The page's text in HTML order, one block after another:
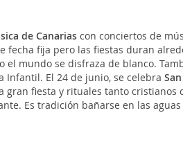
de Canariascon conciertos de
fecha fija pero las fiestas duran
el mundo se disfraza de blanco.
Infantil. El 24 de junio, se celebra
gran fiesta y rituales tanto cristianos
Es tradición bañarse en las aguas